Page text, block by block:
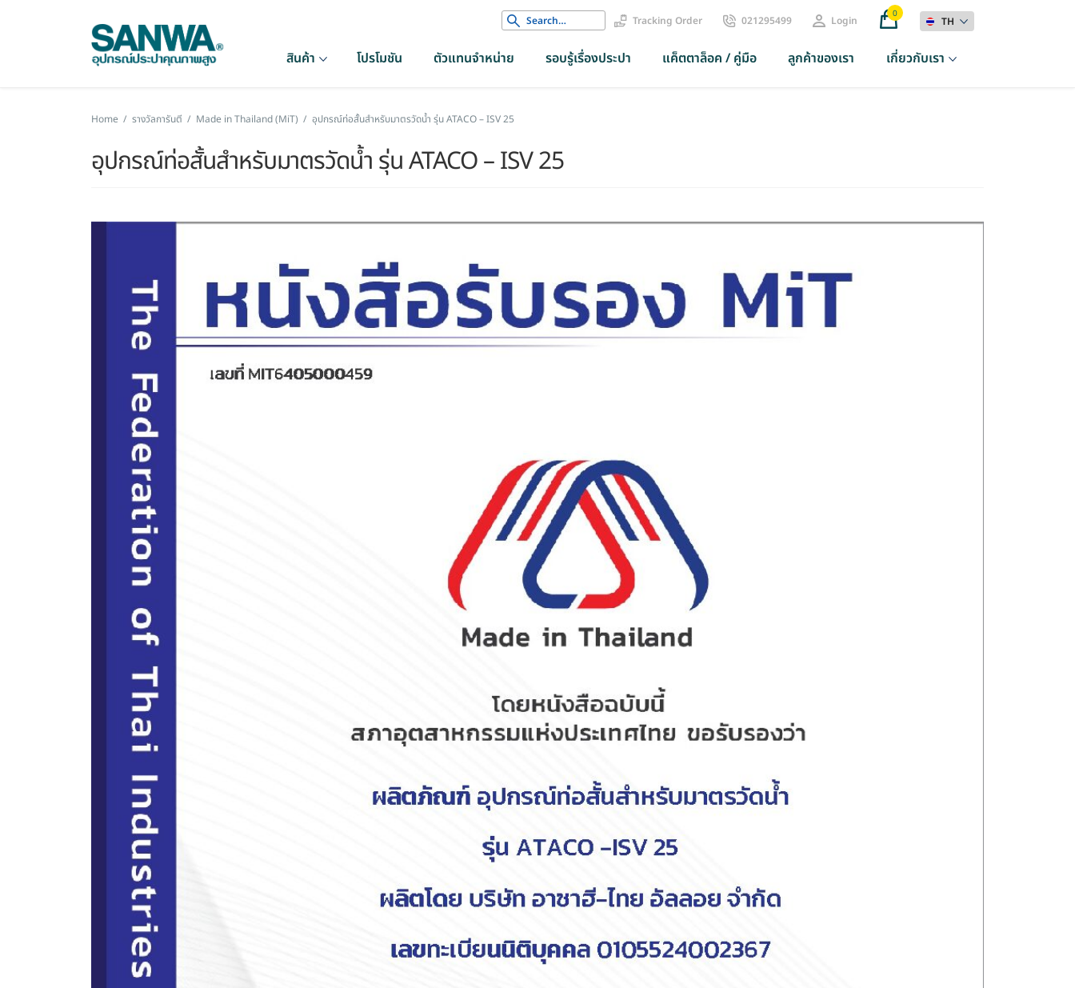
Search
for:
Tracking Order 021295499 Login 0
TH
สินค้า โปรโมชัน ตัวแทนจำหน่าย รอบรู้เรื่องประปา แค็ตตาล็อค / คู่มือ ลูกค้าของเรา เกี่ยวกับเรา
Home / รางวัลการันตี / Made in Thailand (MiT) / อุปกรณ์ท่อสั้นสำหรับมาตรวัดน้ำ รุ่น ATACO – ISV 25
อุปกรณ์ท่อสั้นสำหรับมาตรวัดน้ำ รุ่น ATACO – ISV 25